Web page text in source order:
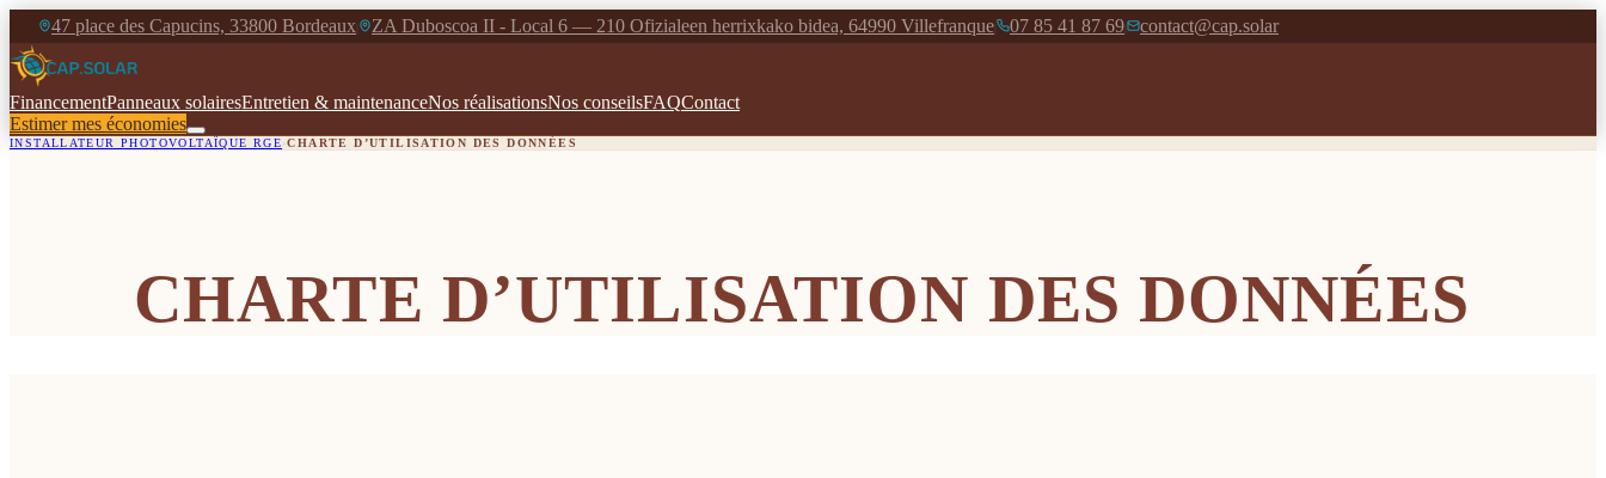
47 place des Capucins, 33800 Bordeaux ZA Duboscoa II - Local 6 — 210 Ofizialeen herrixkako bidea, 64990 Villefranque 07 85 41 87 69 contact@cap.solar
FinancementPanneaux solairesEntretien & maintenanceNos réalisationsNos conseilsFAQContact
Estimer mes économies
INSTALLATEUR PHOTOVOLTAÏQUE RGE ›CHARTE D’UTILISATION DES DONNÉES
CHARTE D’UTILISATION DES DONNÉES